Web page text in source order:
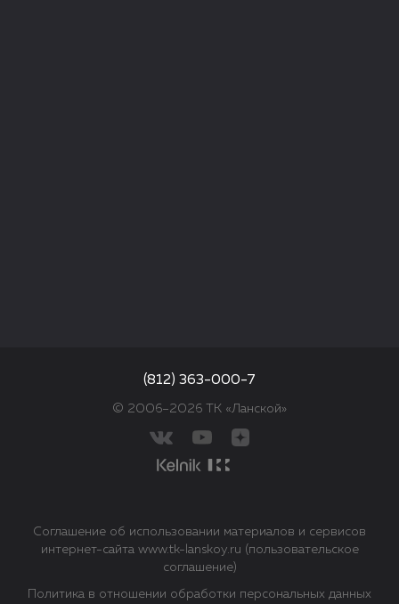
© 2006–2026 ТК «Ланской»
(812) 363-000-7
Политика в отношении обработки персональных данных
Соглашение об использовании материалов и сервисов
интернет-сайта www.tk-lanskoy.ru (пользовательское
соглашение)